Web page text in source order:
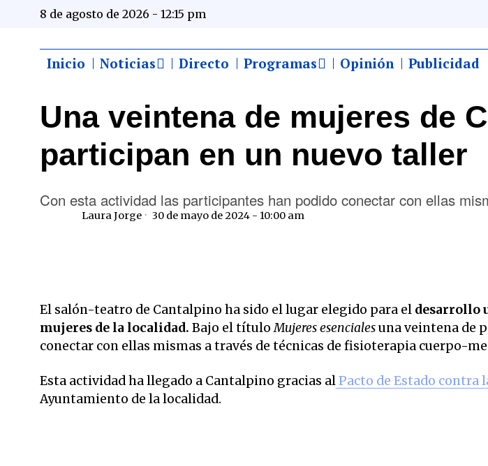
8 de agosto de 2026 - 12:15 pm
Inicio Noticias Directo Programas Opinión Publicidad
Una veintena de mujeres de
participan en un nuevo taller
Con esta actividad las participantes han podido conectar con ellas
Laura Jorge 30 de mayo de 2024 - 10:00 am
El salón-teatro de Cantalpino ha sido el lugar elegido para el desarrollo
mujeres de la localidad. Bajo el títuloMujeres esencialesuna veintena de
conectar con ellas mismas a través de técnicas de fisioterapia cuerpo-
Esta actividad ha llegado a Cantalpino gracias alPacto de Estado contra
Ayuntamiento de la localidad.